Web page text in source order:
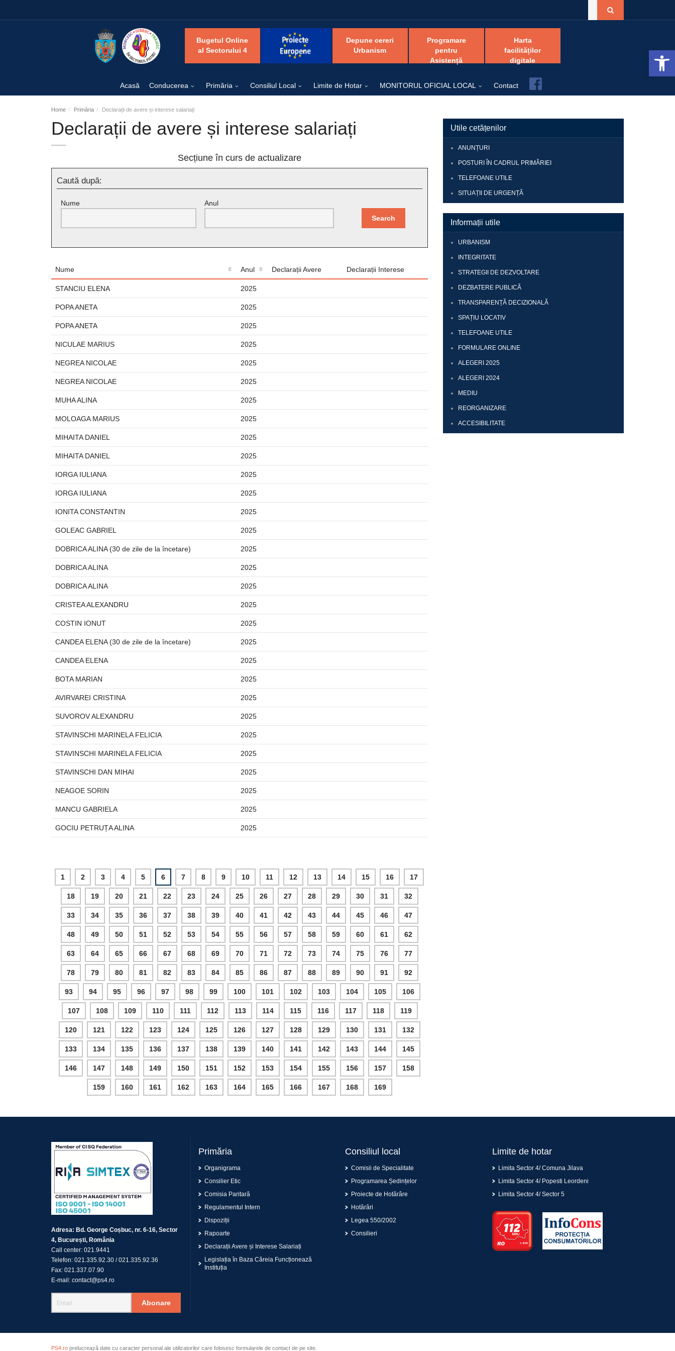
Bugetul Online
al Sectorului 4
Depune cereri
Urbanism
Programare
pentru
Asistență
Harta
facilităților
digitale
Acasă Conducerea Primăria Consiliul Local Limite de Hotar MONITORUL OFICIAL LOCAL Contact
Home Primăria Declarații de avere și interese salariați
Declarații de avere și interese salariați
Secțiune în curs de actualizare
Caută după:
Nume
Anul
Search
Nume Anul Declarații Avere Declarații Interese
STANCIU ELENA 2025
POPA ANETA 2025
POPA ANETA 2025
NICULAE MARIUS 2025
NEGREA NICOLAE 2025
NEGREA NICOLAE 2025
MUHA ALINA 2025
MOLOAGA MARIUS 2025
MIHAITA DANIEL 2025
MIHAITA DANIEL 2025
IORGA IULIANA 2025
IORGA IULIANA 2025
IONITA CONSTANTIN 2025
GOLEAC GABRIEL 2025
DOBRICA ALINA (30 de zile de la încetare) 2025
DOBRICA ALINA 2025
DOBRICA ALINA 2025
CRISTEA ALEXANDRU 2025
COSTIN IONUT 2025
CANDEA ELENA (30 de zile de la încetare) 2025
CANDEA ELENA 2025
BOTA MARIAN 2025
AVIRVAREI CRISTINA 2025
SUVOROV ALEXANDRU 2025
STAVINSCHI MARINELA FELICIA 2025
STAVINSCHI MARINELA FELICIA 2025
STAVINSCHI DAN MIHAI 2025
NEAGOE SORIN 2025
MANCU GABRIELA 2025
GOCIU PETRUȚA ALINA 2025
1 2 3 4 5 6 7 8 9 10 11 12 13 14 15 16 17
18 19 20 21 22 23 24 25 26 27 28 29 30 31 32
33 34 35 36 37 38 39 40 41 42 43 44 45 46 47
48 49 50 51 52 53 54 55 56 57 58 59 60 61 62
63 64 65 66 67 68 69 70 71 72 73 74 75 76 77
78 79 80 81 82 83 84 85 86 87 88 89 90 91 92
93 94 95 96 97 98 99 100 101 102 103 104 105 106
107 108 109 110 111 112 113 114 115 116 117 118 119
120 121 122 123 124 125 126 127 128 129 130 131 132
133 134 135 136 137 138 139 140 141 142 143 144 145
146 147 148 149 150 151 152 153 154 155 156 157 158
159 160 161 162 163 164 165 166 167 168 169
Utile cetățenilor
ANUNȚURI
POSTURI ÎN CADRUL PRIMĂRIEI
TELEFOANE UTILE
SITUAȚII DE URGENȚĂ
Informații utile
URBANISM
INTEGRITATE
STRATEGII DE DEZVOLTARE
DEZBATERE PUBLICĂ
TRANSPARENȚĂ DECIZIONALĂ
SPAȚIU LOCATIV
TELEFOANE UTILE
FORMULARE ONLINE
ALEGERI 2025
ALEGERI 2024
MEDIU
REORGANIZARE
ACCESIBILITATE
Adresa: Bd. George Coșbuc, nr. 6-16, Sector
4, București, România
Call center: 021.9441
Telefon: 021.335.92.30 /021.335.92.36
Fax: 021.337.07.90
E-mail: contact@ps4.ro
Abonare
Primăria
Organigrama
Consilier Etic
Comisia Paritară
Regulamentul Intern
Dispoziții
Rapoarte
Declarații Avere și Interese Salariați
Legislația în Baza Căreia Funcționează
Instituția
Consiliul local
Comisii de Specialitate
Programarea Ședințelor
Proiecte de Hotărâre
Hotărâri
Legea 550/2002
Consilieri
Limite de hotar
Limita Sector 4/ Comuna Jilava
Limita Sector 4/ Popesti Leordeni
Limita Sector 4/ Sector 5
PS4.ro prelucrează date cu caracter personal ale utilizatorilor care folosesc formularele de contact de pe site.